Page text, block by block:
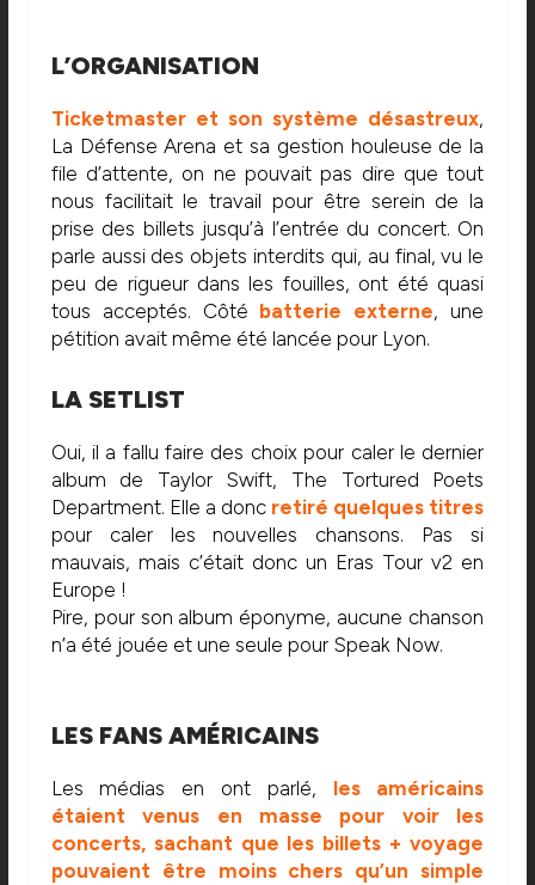
L’ORGANISATION
Ticketmaster et son système désastreux,
La Défense Arena et sa gestion houleuse de la
file d’attente, on ne pouvait pas dire que tout
nous facilitait le travail pour être serein de la
prise des billets jusqu’à l’entrée du concert. On
parle aussi des objets interdits qui, au final, vu le
peu de rigueur dans les fouilles, ont été quasi
tous acceptés. Côté batterie externe, une
pétition avait même été lancée pour Lyon.
LA SETLIST
Oui, il a fallu faire des choix pour caler le dernier
album de Taylor Swift, The Tortured Poets
Department. Elle a donc retiré quelques titres
pour caler les nouvelles chansons. Pas si
mauvais, mais c’était donc un Eras Tour v2 en
Europe !
Pire, pour son album éponyme, aucune chanson
n’a été jouée et une seule pour Speak Now.
LES FANS AMÉRICAINS
Les médias en ont parlé, les américains
étaient venus en masse pour voir les
concerts, sachant que les billets + voyage
pouvaient être moins chers qu’un simple